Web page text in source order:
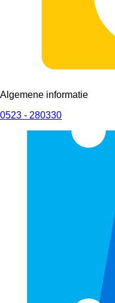
Algemene informatie
0523 - 280330